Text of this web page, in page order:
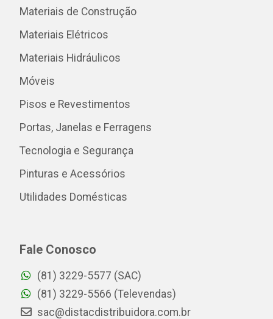
Materiais de Construção
Materiais Elétricos
Materiais Hidráulicos
Móveis
Pisos e Revestimentos
Portas, Janelas e Ferragens
Tecnologia e Segurança
Pinturas e Acessórios
Utilidades Domésticas
Fale Conosco
(81) 3229-5577 (SAC)
(81) 3229-5566 (Televendas)
sac@distacdistribuidora.com.br